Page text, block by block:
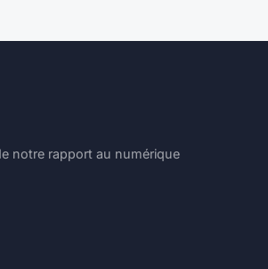
notre rapport au numérique